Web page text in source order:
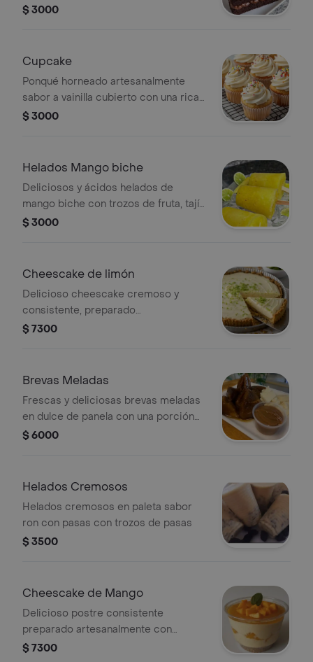
sabores son: amapola, chocolate,
$ 3000
Cupcake
Ponqué horneado artesanalmente
sabor a vainilla cubierto con una rica
crema de la casa
$ 3000
Helados Mango biche
Deliciosos y ácidos helados de
mango biche con trozos de fruta, tajín
y limón
$ 3000
Cheescake de limón
Delicioso cheescake cremoso y
consistente, preparado
artesanalmente con base de galleta,
$ 7300
Brevas Meladas
Frescas y deliciosas brevas meladas
en dulce de panela con una porción
de queso doble crema y como
$ 6000
Helados Cremosos
Helados cremosos en paleta sabor
ron con pasas con trozos de pasas
$ 3500
Cheescake de Mango
Delicioso postre consistente
preparado artesanalmente con
mermelada natural y crema de la casa
$ 7300